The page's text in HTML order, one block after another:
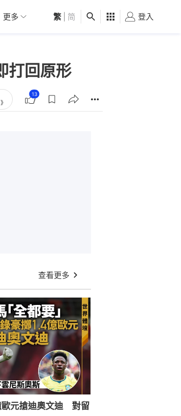
01深圳 觀點 健康 好食玩飛
更多 繁 简 登入
打回原形
13
查看更多
歐元搶迪奧文迪 對留